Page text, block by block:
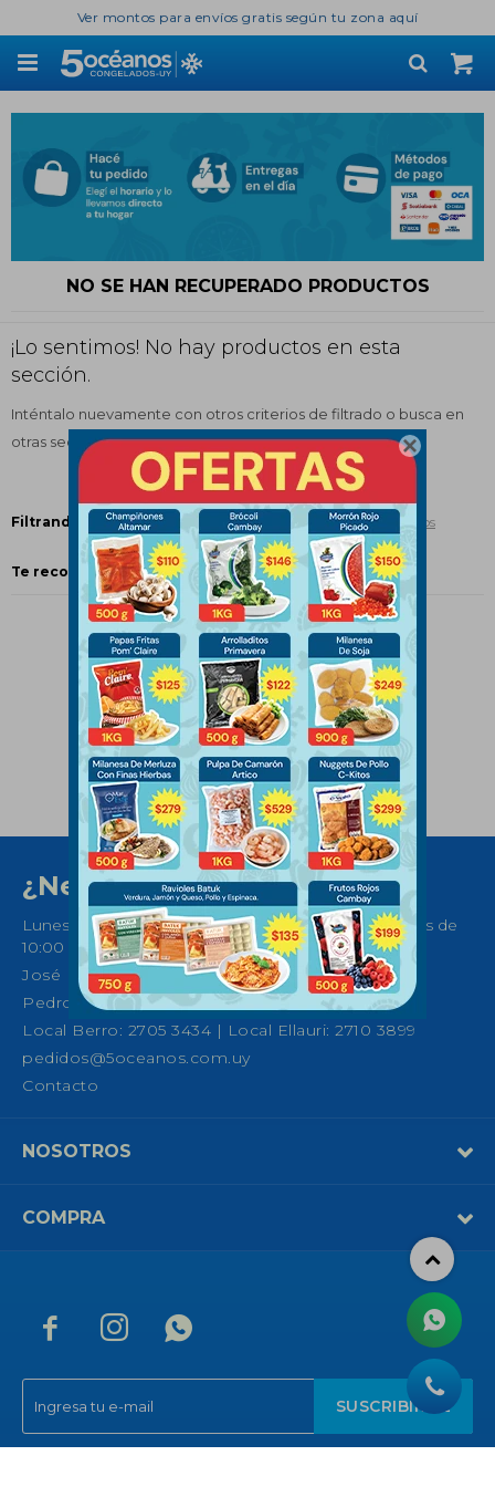

Ver montos para envíos gratis según tu zona aquí

NO SE HAN RECUPERADO PRODUCTOS
¡Lo sentimos! No hay productos en esta
sección.
Inténtalo nuevamente con otros criterios de filtrado o busca en
otras secciones de nuestro catálogo.
Filtrando por: Mariscos Mar Austral Quitar filtros
Te recomendamos quitar: Mar Austral
  
SUSCRIBIRME
¿Necesitas ayuda?
Lunes a Sábados de 08:30 a 21:00 horas y Domingos de
10:00 a 14:00
José Ellauri 558, Montevideo
Pedro Fco. Berro 1039, Montevideo
Local Berro: 2705 3434 | Local Ellauri: 2710 3899
pedidos@5oceanos.com.uy
Contacto
NOSOTROS
COMPRA